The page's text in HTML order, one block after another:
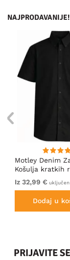
NAJPRODAVANIJE!
Motley Denim
Košulja kratkih
Crna
Iz 32,99 € uključen
Dodaj u
PRIJAVITE